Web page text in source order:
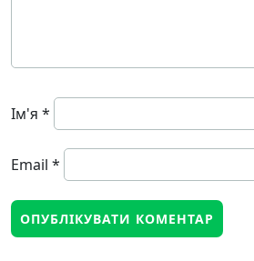
Ім'я *
Email *